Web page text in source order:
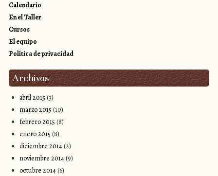
Calendario
En el Taller
Cursos
El equipo
Política de privacidad
Archivos
abril 2015 (3)
marzo 2015 (10)
febrero 2015 (8)
enero 2015 (8)
diciembre 2014(2)
noviembre 2014(9)
octubre 2014(6)